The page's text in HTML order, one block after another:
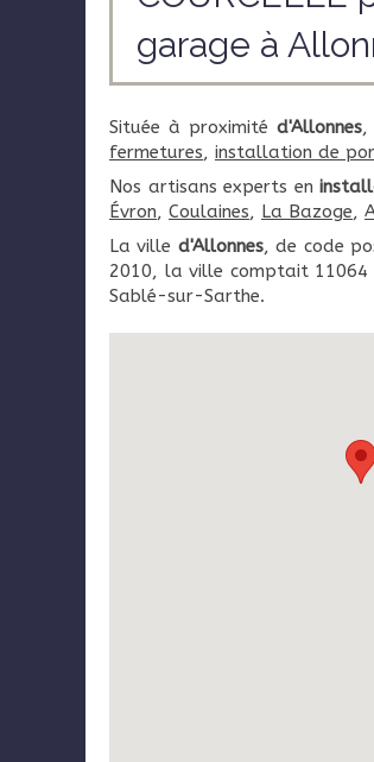
garage à
Située à proximité d'Allonnes
fermetures, installation de
Nos artisans experts en
Évron, Coulaines, La Bazoge,
La ville d'Allonnes, de code
2010, la ville comptait 11064
Sablé-sur-Sarthe.